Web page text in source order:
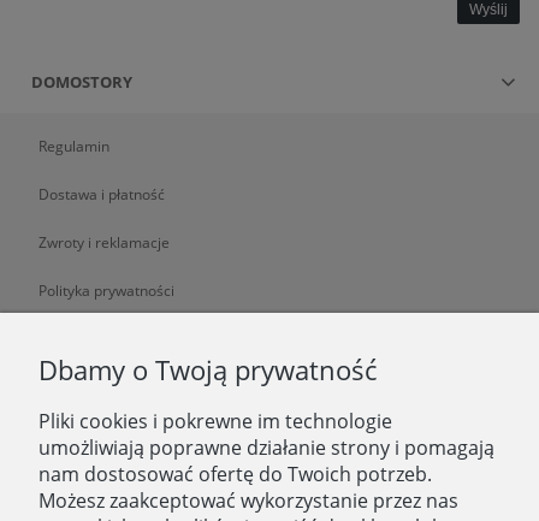
Wyślij
DOMOSTORY
Regulamin
Dostawa i płatność
Zwroty i reklamacje
Polityka prywatności
O NAS
O nas
Zatrudniamy
Dbamy o Twoją prywatność
Pliki cookies i pokrewne im technologie
umożliwiają poprawne działanie strony i pomagają
nam dostosować ofertę do Twoich potrzeb.
Możesz zaakceptować wykorzystanie przez nas